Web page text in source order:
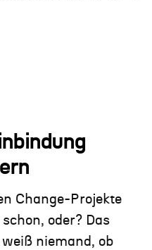
Change-Projekte
oder? Das
niemand, ob